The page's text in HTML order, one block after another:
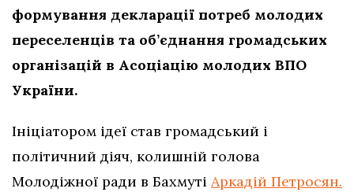
формування декларації потреб молодих
переселенців та об’єднання громадських
організацій в Асоціацію молодих ВПО
України.
Ініціатором ідеї став громадський і
політичний діяч, колишній голова
Молодіжної ради в Бахмуті Аркадій Петросян.